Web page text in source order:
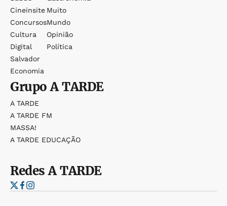
Cineinsite
Concursos
Cultura
Digital
Salvador
Economia
Muito
Mundo
Opinião
Política
GrupoA TARDE
A TARDE
A TARDE FM
MASSA!
A TARDE EDUCAÇÃO
RedesA TARDE